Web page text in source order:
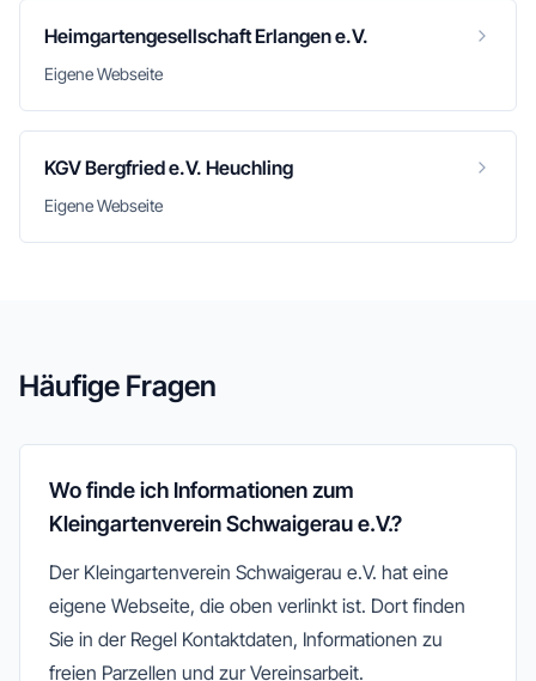
Heimgartengesellschaft Erlangen e.V.
Eigene Webseite
KGV Bergfried e.V. Heuchling
Eigene Webseite
Häufige Fragen
Wo finde ich Informationen zum
Kleingartenverein Schwaigerau e.V.?
Der Kleingartenverein Schwaigerau e.V. hat eine
eigene Webseite, die oben verlinkt ist. Dort finden
Sie in der Regel Kontaktdaten, Informationen zu
freien Parzellen und zur Vereinsarbeit.